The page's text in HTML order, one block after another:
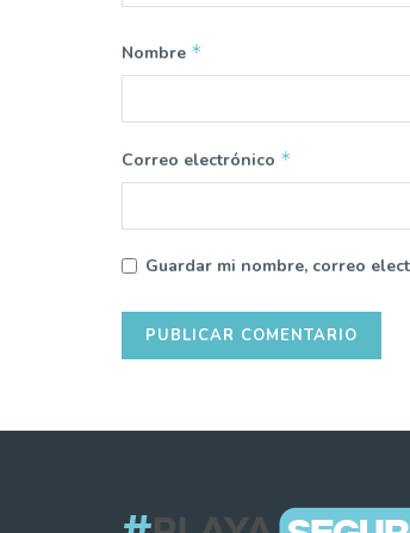
Nombre *
Correo electrónico *
Guardar mi nombre, correo